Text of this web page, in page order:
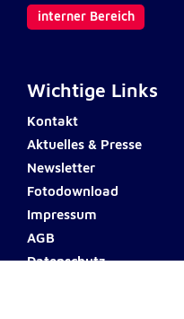
interner Bereich
Wichtige Links
Kontakt
Aktuelles & Presse
Newsletter
Fotodownload
Impressum
AGB
Datenschutz